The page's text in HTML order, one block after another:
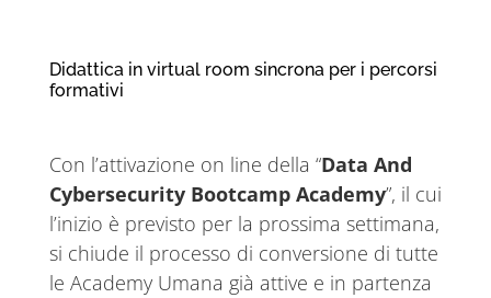
Didattica in virtual room sincrona per i percorsi
formativi
Con l’attivazione on line della “Data And
Cybersecurity Bootcamp Academy”, il cui
l’inizio è previsto per la prossima settimana,
si chiude il processo di conversione di tutte
le Academy Umana già attive e in partenza